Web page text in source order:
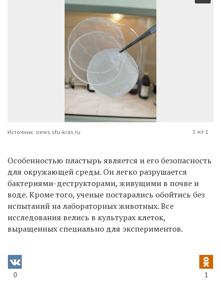
Источник: news.sfu-kras.ru 1 из 1
Особенностью пластырь является и его безопасность
для окружающей среды. Он легко разрушается
бактериями-деструкторами, живущими в почве и
воде. Кроме того, ученые постарались обойтись без
испытаний на лабораторных животных. Все
исследования велись в культурах клеток,
выращенных специально для экспериментов.
0 1